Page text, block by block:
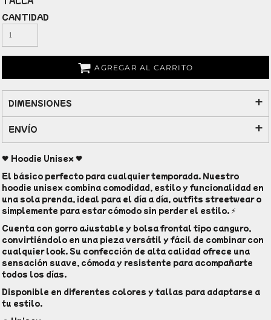
CANTIDAD
AGREGAR AL CARRITO
DIMENSIONES
ENVÍO
🖤 Hoodie Unisex 🖤
El básico perfecto para cualquier temporada. Nuestro
hoodie unisex combina comodidad, estilo y funcionalidad en
una sola prenda, ideal para el día a día, outfits streetwear o
simplemente para estar cómodo sin perder el estilo. ⚡
Cuenta con gorro ajustable y bolsa frontal tipo canguro,
convirtiéndolo en una pieza versátil y fácil de combinar con
cualquier look. Su confección de alta calidad ofrece una
sensación suave, cómoda y resistente para acompañarte
todos los días.
Disponible en diferentes colores y tallas para adaptarse a
tu estilo.